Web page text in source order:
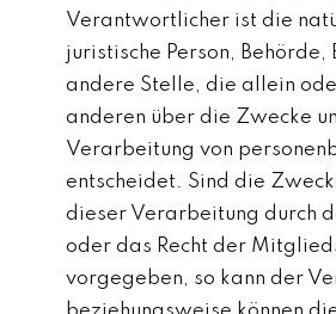
Verantwortlicher ist die
juristische Person, Behörde,
andere Stelle, die allein
anderen über die Zwecke
Verarbeitung von
entscheidet. Sind die
dieser Verarbeitung durch
oder das Recht der
vorgegeben, so kann der